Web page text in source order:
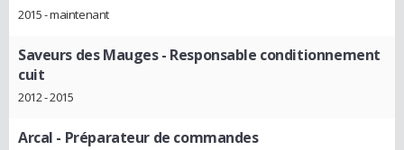
2015 - maintenant
Saveurs des Mauges- Responsable conditionnement
cuit
2012 - 2015
Arcal - Préparateur de commandes